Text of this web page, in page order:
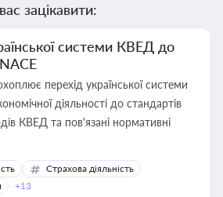
зацікавити:
системи КВЕД до
перехід української системи
діяльності до стандартів
КВЕД та пов'язані нормативні
Страхова діяльність
+13